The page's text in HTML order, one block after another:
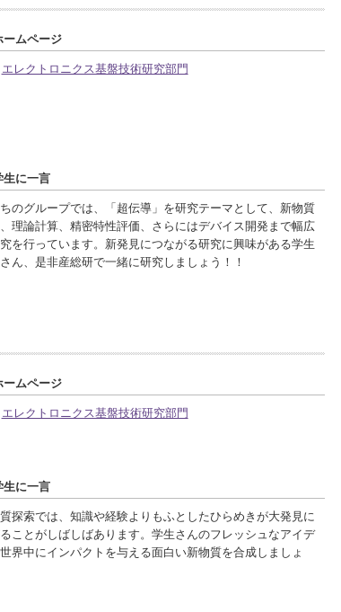
ームページ
エレクトロニクス基盤技術研究部門
生に一言
のグループでは、「超伝導」を研究テーマとして、新物質
理論計算、精密特性評価、さらにはデバイス開発まで幅広
究を行っています。新発見につながる研究に興味がある学生
ん、是非産総研で一緒に研究しましょう！！
ームページ
エレクトロニクス基盤技術研究部門
生に一言
探索では、知識や経験よりもふとしたひらめきが大発見に
ことがしばしばあります。学生さんのフレッシュなアイデ
界中にインパクトを与える面白い新物質を合成しましょ